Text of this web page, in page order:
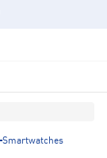
Smartwatches